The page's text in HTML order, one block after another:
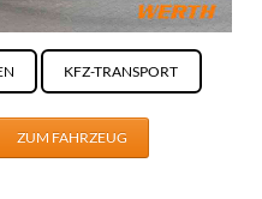
KFZ-TRANSPORT
ZUM FAHRZEUG